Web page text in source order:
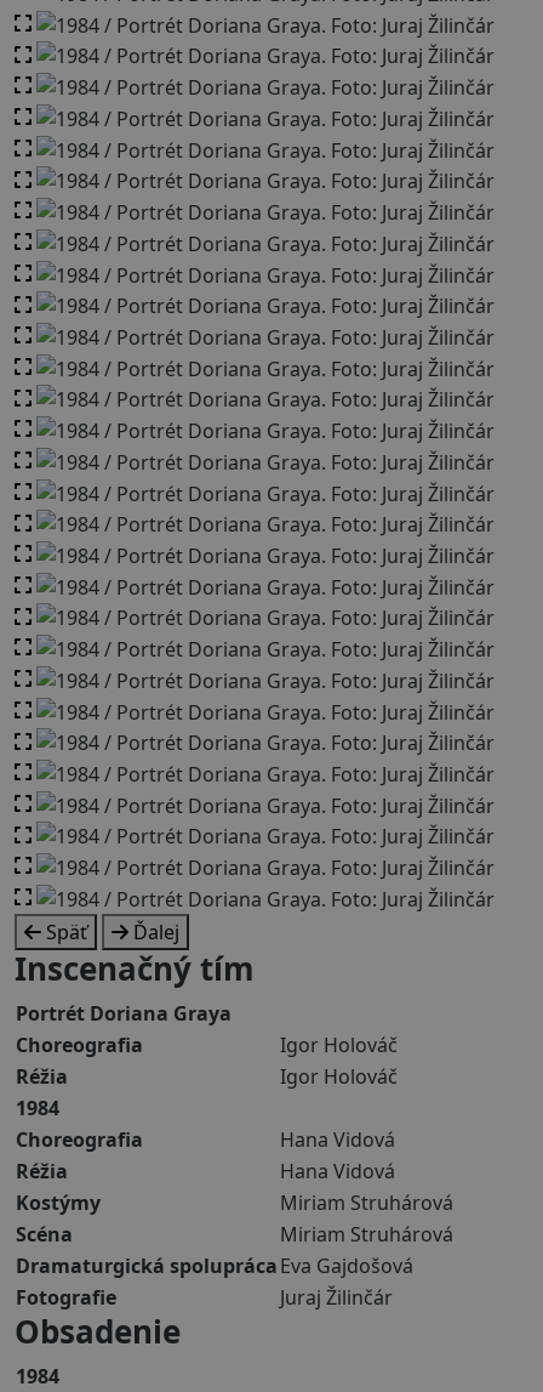
Späť Ďalej
Inscenačný tím
Portrét Doriana Graya
Choreografia
Igor Holováč
Réžia
Igor Holováč
1984
Choreografia
Hana Vidová
Réžia
Hana Vidová
Kostýmy
Miriam Struhárová
Scéna
Miriam Struhárová
Dramaturgická spoluprácaEva Gajdošová
Fotografie
Juraj Žilinčár
Obsadenie
1984